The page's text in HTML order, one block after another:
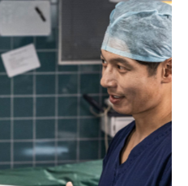
anestesia sono pronte per